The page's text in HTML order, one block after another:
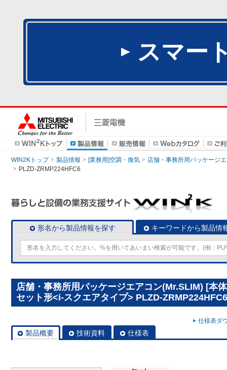
スマー
WIN2Kトップ 製品情報 [業務用]空調・換気
店舗・事務所用パッケージ
PLZD-ZRMP224HFC6
形名から製品情報を探す キーワードから製品情
店舗・事務所用パッケージエアコン(Mr.SLIM) [本
セット形<i-スクエアタイプ> PLZD-ZRMP224HFC6
仕様表ダ
製品概要 技術資料 仕様表